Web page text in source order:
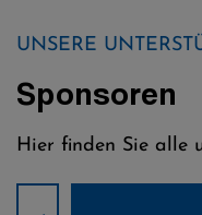
UNSERE
Sponsoren
Hier finden Sie alle